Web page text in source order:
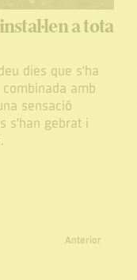
a tota
dies que s'ha
amb
sensació
s'han gebrat i
Anterior